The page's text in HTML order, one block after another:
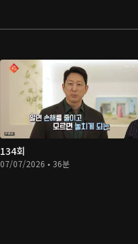
134회
07/07/2026 • 36분